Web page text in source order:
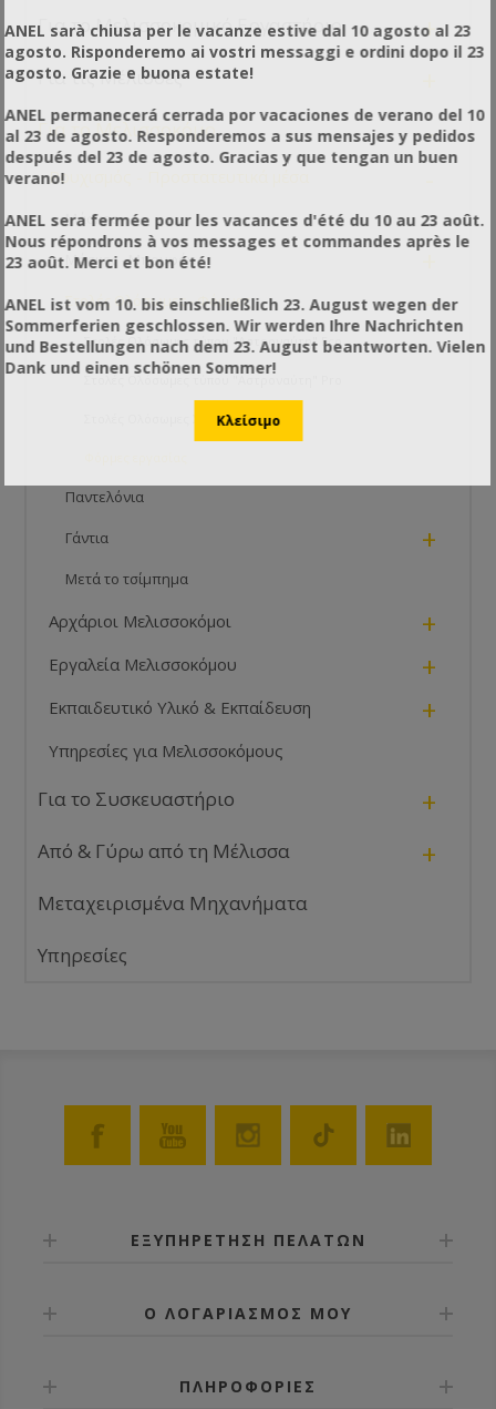
Για το Μελισσοκομικό Εργαστήριο +
Για τις Μέλισσες
Για το Μελισσοκόμο -
Ρουχισμός - Προστατευτικά μέσα
Μάσκες
Μάσκες - Μπουφάν
Στολές Ολόσωμες - Φόρμες -
Στολές Ολόσωμες τύπου "Αστροναύτη" Eco
Στολές Ολόσωμες Στρόγγυλο Καπέλο
Παντελόνια
Γάντια +
Μετά το τσίμπημα
Αρχάριοι Μελισσοκόμοι +
Εργαλεία Μελισσοκόμου +
Εκπαιδευτικό Υλικό & Εκπαίδευση +
Υπηρεσίες για Μελισσοκόμους
Για το Συσκευαστήριο +
Από & Γύρω από τη Μέλισσα +
Μεταχειρισμένα Μηχανήματα
Υπηρεσίες
ΕΞΥΠΗΡΕΤΗΣΗ ΠΕΛΑΤΩΝ
Ο ΛΟΓΑΡΙΑΣΜΟΣ ΜΟΥ
ΠΛΗΡΟΦΟΡΙΕΣ
ANEL sarà chiusa per le vacanze estive dal 10 agosto al 23
agosto. Risponderemo ai vostri messaggi e ordini dopo il 23
agosto. Grazie e buona estate!
ANEL permanecerá cerrada por vacaciones de verano del 10
al 23 de agosto. Responderemos a sus mensajes y pedidos
después del 23 de agosto. Gracias y que tengan un buen
verano!
ANEL sera fermée pour les vacances d'été du 10 au 23 août.
Nous répondrons à vos messages et commandes après le
23 août. Merci et bon été!
ANEL ist vom 10. bis einschließlich 23. August wegen der
Sommerferien geschlossen. Wir werden Ihre Nachrichten
und Bestellungen nach dem 23. August beantworten. Vielen
Dank und einen schönen Sommer!